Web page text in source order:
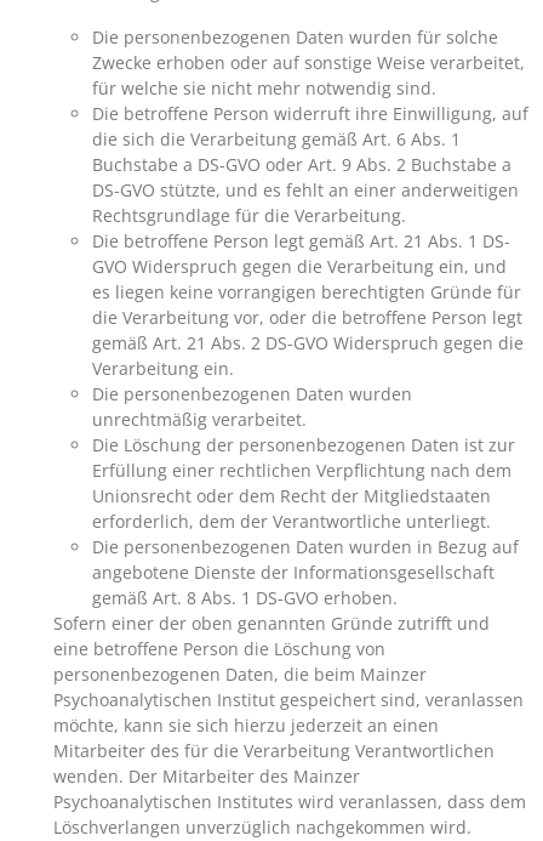
Die personenbezogenen Daten wurden für solche
Zwecke erhoben oder auf sonstige Weise verarbeitet,
für welche sie nicht mehr notwendig sind.
Die betroffene Person widerruft ihre Einwilligung, auf
die sich die Verarbeitung gemäß Art. 6 Abs. 1
Buchstabe a DS-GVO oder Art. 9 Abs. 2 Buchstabe a
DS-GVO stützte, und es fehlt an einer anderweitigen
Rechtsgrundlage für die Verarbeitung.
Die betroffene Person legt gemäß Art. 21 Abs. 1 DS-
GVO Widerspruch gegen die Verarbeitung ein, und
es liegen keine vorrangigen berechtigten Gründe für
die Verarbeitung vor, oder die betroffene Person legt
gemäß Art. 21 Abs. 2 DS-GVO Widerspruch gegen die
Verarbeitung ein.
Die personenbezogenen Daten wurden
unrechtmäßig verarbeitet.
Die Löschung der personenbezogenen Daten ist zur
Erfüllung einer rechtlichen Verpflichtung nach dem
Unionsrecht oder dem Recht der Mitgliedstaaten
erforderlich, dem der Verantwortliche unterliegt.
Die personenbezogenen Daten wurden in Bezug auf
angebotene Dienste der Informationsgesellschaft
gemäß Art. 8 Abs. 1 DS-GVO erhoben.
Sofern einer der oben genannten Gründe zutrifft und
eine betroffene Person die Löschung von
personenbezogenen Daten, die beim Mainzer
Psychoanalytischen Institut gespeichert sind, veranlassen
möchte, kann sie sich hierzu jederzeit an einen
Mitarbeiter des für die Verarbeitung Verantwortlichen
wenden. Der Mitarbeiter des Mainzer
Psychoanalytischen Institutes wird veranlassen, dass dem
Löschverlangen unverzüglich nachgekommen wird.